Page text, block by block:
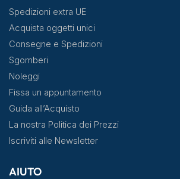
Spedizioni extra UE
Acquista oggetti unici
Consegne e Spedizioni
Sgomberi
Noleggi
Fissa un appuntamento
Guida all’Acquisto
La nostra Politica dei Prezzi
Iscriviti alle Newsletter
AIUTO